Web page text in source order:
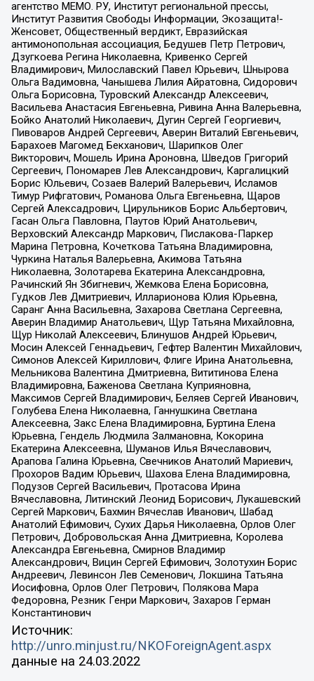
агентство МЕМО. РУ, Институт региональной прессы,
Институт Развития Свободы Информации, Экозащита!-
Женсовет, Общественный вердикт, Евразийская
антимонопольная ассоциация, Бедушев Петр Петрович,
Дзугкоева Регина Николаевна, Кривенко Сергей
Владимирович, Милославский Павел Юрьевич, Шнырова
Ольга Вадимовна, Чанышева Лилия Айратовна, Сидорович
Ольга Борисовна, Туровский Александр Алексеевич,
Васильева Анастасия Евгеньевна, Ривина Анна Валерьевна,
Бойко Анатолий Николаевич, Дугин Сергей Георгиевич,
Пивоваров Андрей Сергеевич, Аверин Виталий Евгеньевич,
Барахоев Магомед Бекханович, Шарипков Олег
Викторович, Мошель Ирина Ароновна, Шведов Григорий
Сергеевич, Пономарев Лев Александрович, Каргалицкий
Борис Юльевич, Созаев Валерий Валерьевич, Исламов
Тимур Рифгатович, Романова Ольга Евгеньевна, Щаров
Сергей Алексадрович, Цирульников Борис Альбертович,
Гасан Ольга Павловна, Паутов Юрий Анатольевич,
Верховский Александр Маркович, Пислакова-Паркер
Марина Петровна, Кочеткова Татьяна Владимировна,
Чуркина Наталья Валерьевна, Акимова Татьяна
Николаевна, Золотарева Екатерина Александровна,
Рачинский Ян Збигневич, Жемкова Елена Борисовна,
Гудков Лев Дмитриевич, Илларионова Юлия Юрьевна,
Саранг Анна Васильевна, Захарова Светлана Сергеевна,
Аверин Владимир Анатольевич, Щур Татьяна Михайловна,
Щур Николай Алексеевич, Блинушов Андрей Юрьевич,
Мосин Алексей Геннадьевич, Гефтер Валентин Михайлович,
Симонов Алексей Кириллович, Флиге Ирина Анатольевна,
Мельникова Валентина Дмитриевна, Вититинова Елена
Владимировна, Баженова Светлана Куприяновна,
Максимов Сергей Владимирович, Беляев Сергей Иванович,
Голубева Елена Николаевна, Ганнушкина Светлана
Алексеевна, Закс Елена Владимировна, Буртина Елена
Юрьевна, Гендель Людмила Залмановна, Кокорина
Екатерина Алексеевна, Шуманов Илья Вячеславович,
Арапова Галина Юрьевна, Свечников Анатолий Мариевич,
Прохоров Вадим Юрьевич, Шахова Елена Владимировна,
Подузов Сергей Васильевич, Протасова Ирина
Вячеславовна, Литинский Леонид Борисович, Лукашевский
Сергей Маркович, Бахмин Вячеслав Иванович, Шабад
Анатолий Ефимович, Сухих Дарья Николаевна, Орлов Олег
Петрович, Добровольская Анна Дмитриевна, Королева
Александра Евгеньевна, Смирнов Владимир
Александрович, Вицин Сергей Ефимович, Золотухин Борис
Андреевич, Левинсон Лев Семенович, Локшина Татьяна
Иосифовна, Орлов Олег Петрович, Полякова Мара
Федоровна, Резник Генри Маркович, Захаров Герман
Константинович
Источник:
http://unro.minjust.ru/NKOForeignAgent.aspx
данные на 24.03.2022